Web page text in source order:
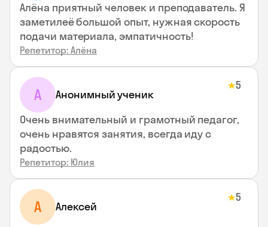
Алёна приятный человек и преподаватель. Я
заметилеё большой опыт, нужная скорость
подачи материала, эмпатичность!
Репетитор: Алёна
А Анонимный ученик
★5
Очень внимательный и грамотный педагог,
очень нравятся занятия, всегда иду с
радостью.
Репетитор: Юлия
А Алексей
★5